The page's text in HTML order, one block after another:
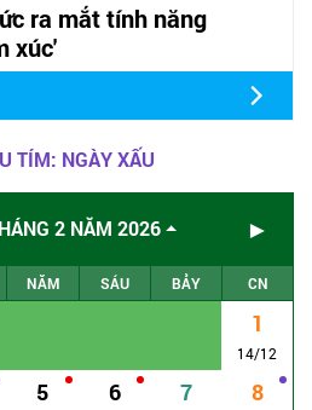
ra mắt tính năng
xúc'
TÍM: NGÀY XẤU
2 NĂM 2026 ►
NĂM SÁU BẢY CN
1
14/12
5 6 7 8